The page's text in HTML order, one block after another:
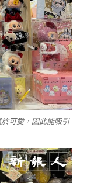
可愛，因此能吸引